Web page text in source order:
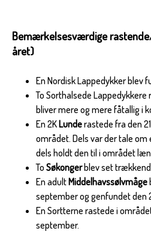
Bemærkelsesværdige
året)
En Nordisk Lappedykker blev
To Sorthalsede Lappedykkere
bliver mere og mere fåtallig i
En 2KLunderastede fra den
området. Dels var der tale
dels holdt den til i området
To Søkongerblev set
En adultMiddelhavssølvmåge
september og genfundet den
En Sortterne rastede i
september.